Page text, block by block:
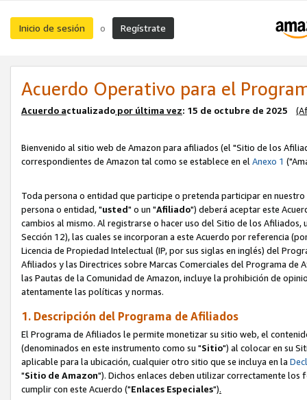
Inicio de sesión o Regístrate
Acuerdo Operativo para el
Acuerdo actualizado por última vez: 15 de octubre de 2025
Bienvenido al sitio web de Amazon para afiliados (el "Sitio de los
correspondientes de Amazon tal como se establece en elAnexo 1
Toda persona o entidad que participe o pretenda participar en
persona o entidad, "usted" o un "Afiliado") deberá aceptar este
cambios al mismo. Al registrarse o hacer uso del Sitio de los
Sección 12), las cuales se incorporan a este Acuerdo por referencia
Licencia de Propiedad Intelectual (IP, por sus siglas en inglés) del
Afiliados y las Directrices sobre Marcas Comerciales del Programa
las Pautas de la Comunidad de Amazon, incluye la prohibición de
atentamente las políticas y normas.
1. Descripción del Programa de Afiliados
El Programa de Afiliados le permite monetizar su sitio web, el
(denominados en este instrumento como su "Sitio") al colocar en su
aplicable para la ubicación, cualquier otro sitio que se incluya en la
"Sitio de Amazon"). Dichos enlaces deben utilizar correctamente los
cumplir con este Acuerdo ("Enlaces Especiales").